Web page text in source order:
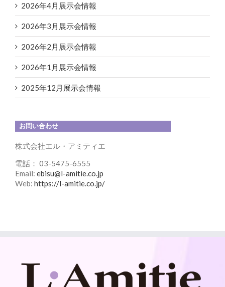
2026年4月展示会情報
2026年3月展示会情報
2026年2月展示会情報
2026年1月展示会情報
2025年12月展示会情報
お問い合わせ
株式会社エル・アミティエ
電話： 03-5475-6555
Email: ebisu@l-amitie.co.jp
Web: https://l-amitie.co.jp/